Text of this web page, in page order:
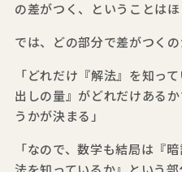
の差がつく、ということはほ
では、どの部分で差がつくの
「どれだけ『解法』を知っ
出しの量』がどれだけある
うかが決まる」
「なので、数学も結局は『